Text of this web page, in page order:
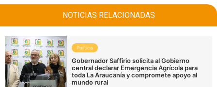
NOTICIAS RELACIONADAS
Política
Gobernador Saffirio solicita al Gobierno
central declarar Emergencia Agrícola para
toda La Araucanía y compromete apoyo al
mundo rural